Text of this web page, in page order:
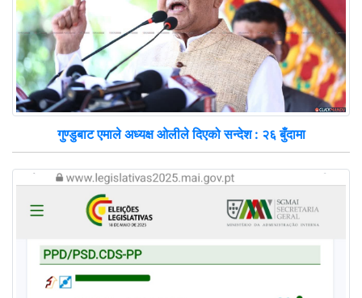
गुण्डुबाट एमाले अध्यक्ष ओलीले दिएको सन्देश : २६ बुँदामा